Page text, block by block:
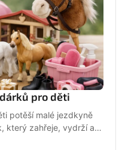
pro děti
potěší malé jezdkyně
který zahřeje, vydrží a